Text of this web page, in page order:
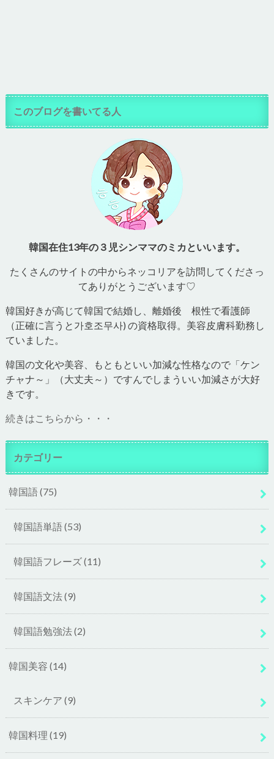
このブログを書いてる人
韓国在住13年の３児シンママのミカといいます。
たくさんのサイトの中からネッコリアを訪問してくださっ
てありがとうございます♡
韓国好きが高じて韓国で結婚し、離婚後 根性で看護師
（正確に言うと가호조무사) の資格取得。美容皮膚科勤務し
ていました。
韓国の文化や美容、もともといい加減な性格なので「ケン
チャナ～」（大丈夫～）ですんでしまういい加減さが大好
きです。
続きはこちらから・・・
カテゴリー
韓国語(75)
韓国語単語(53)
韓国語フレーズ(11)
韓国語文法(9)
韓国語勉強法(2)
韓国美容 (14)
スキンケア (9)
韓国料理 (19)